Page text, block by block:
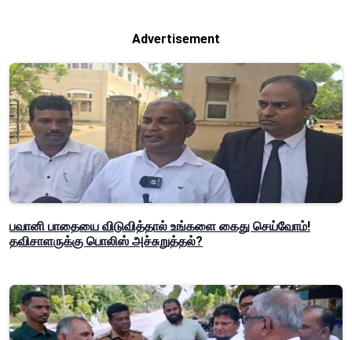
Advertisement
பவானி பாதையை விடுவித்தால் உங்களை கைது செய்வோம்!
தவிசாளருக்கு பொலிஸ் அச்சுறுத்தல்?